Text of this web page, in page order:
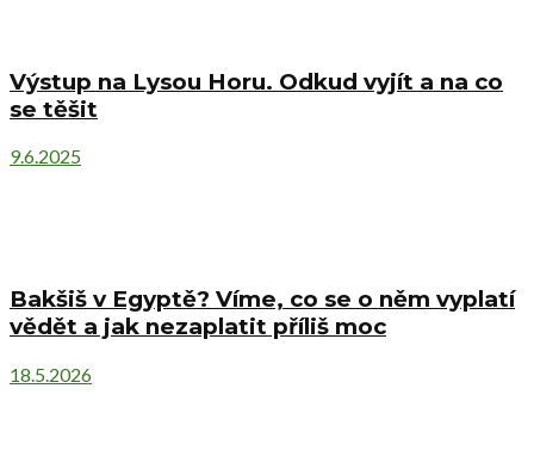
Výstup na Lysou Horu. Odkud vyjít a na co
se těšit
9.6.2025
Bakšiš v Egyptě? Víme, co se o něm vyplatí
vědět a jak nezaplatit příliš moc
18.5.2026